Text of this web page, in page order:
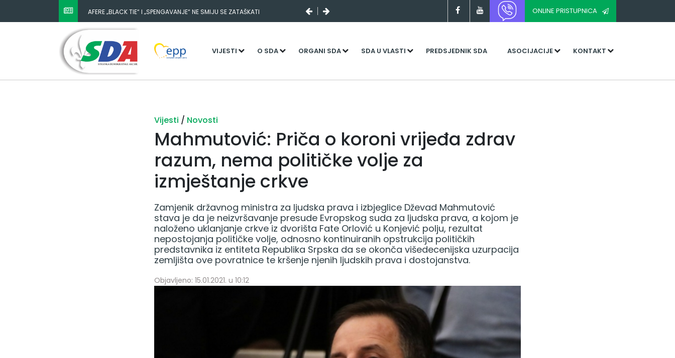
AFERE „BLACK TIE“ I „SPENGAVANJE“ NE SMIJU SE ZATAŠKATI ONLINE PRISTUPNICA
VIJESTI O SDA ORGANI SDA SDA U VLASTI PREDSJEDNIK SDA ASOCIJACIJE KONTAKT
Vijesti / Novosti
Mahmutović: Priča o koroni vrijeđa zdrav
razum, nema političke volje za
izmještanje crkve
Zamjenik državnog ministra za ljudska prava i izbjeglice Dževad Mahmutović
stava je da je neizvršavanje presude Evropskog suda za ljudska prava, a kojom je
naloženo uklanjanje crkve iz dvorišta Fate Orlović u Konjević polju, rezultat
nepostojanja političke volje, odnosno kontinuiranih opstrukcija političkih
predstavnika iz entiteta Republika Srpska da se okonča višedecenijska uzurpacija
zemljišta ove povratnice te kršenje njenih ljudskih prava i dostojanstva.
Objavljeno: 15.01.2021. u 10:12